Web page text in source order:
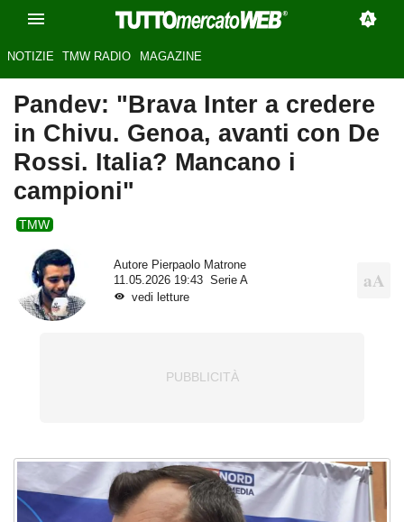
NOTIZIE TMW RADIO MAGAZINE
Pandev: "Brava Inter a credere
in Chivu. Genoa, avanti con De
Rossi. Italia? Mancano i
campioni"
TMW
Autore Pierpaolo Matrone
11.05.2026 19:43
Serie A
vedi letture